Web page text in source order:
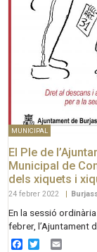
MUNICIPAL
El Ple de
Municipal de
dels xiquets i
24 febrer 2022 |
En la sessió
febrer, l’Ajuntament
Facebook
Twitter